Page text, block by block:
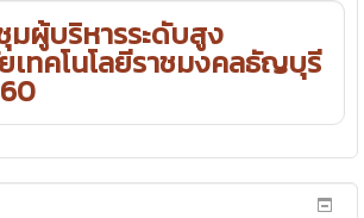
มผู้บริหารระดับสูง
เทคโนโลยีราชมงคลธัญบุรี